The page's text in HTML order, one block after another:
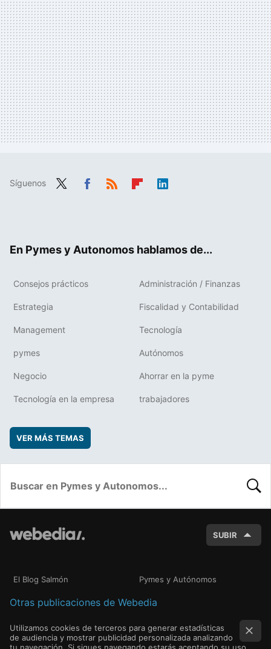
Síguenos
En Pymes y Autonomos hablamos de...
Consejos prácticos Administración / Finanzas
Estrategia Fiscalidad y Contabilidad
Management Tecnología
pymes Autónomos
Negocio Ahorrar en la pyme
Tecnología en la empresa trabajadores
VER MÁS TEMAS
SUBIR
El Blog Salmón Pymes y Autónomos
Otras publicaciones de Webedia
Utilizamos cookies de terceros para generar estadísticas
de audiencia y mostrar publicidad personalizada analizando